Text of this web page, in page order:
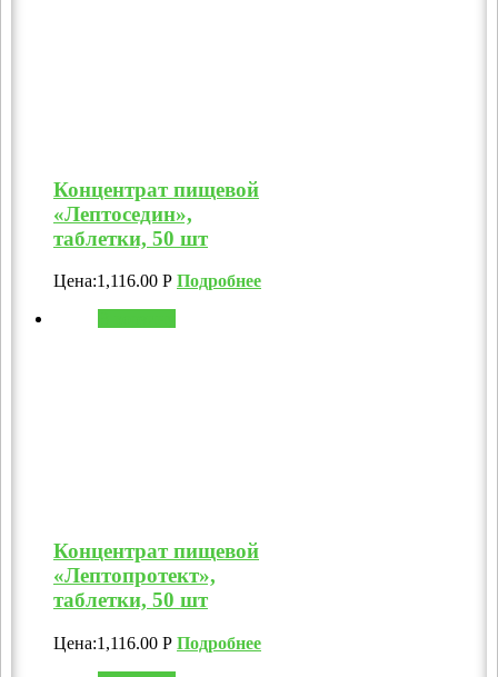
Концентрат пищевой
«Лептоседин»,
таблетки, 50 шт
Цена:1,116.00 Р Подробнее
Концентрат пищевой
«Лептопротект»,
таблетки, 50 шт
Цена:1,116.00 Р Подробнее